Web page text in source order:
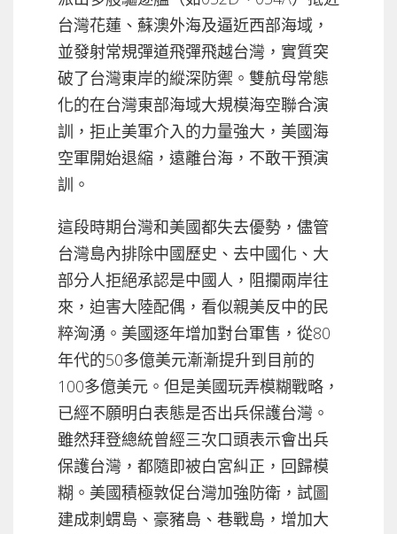
台灣花蓮、蘇澳外海及逼近西部海域，
並發射常規彈道飛彈飛越台灣，實質突
破了台灣東岸的縱深防禦。雙航母常態
化的在台灣東部海域大規模海空聯合演
訓，拒止美軍介入的力量強大，美國海
空軍開始退縮，遠離台海，不敢干預演
訓。
這段時期台灣和美國都失去優勢，儘管
台灣島內排除中國歷史、去中國化、大
部分人拒絕承認是中國人，阻攔兩岸往
來，迫害大陸配偶，看似親美反中的民
粹洶湧。美國逐年增加對台軍售，從80
年代的50多億美元漸漸提升到目前的
100多億美元。但是美國玩弄模糊戰略，
已經不願明白表態是否出兵保護台灣。
雖然拜登總統曾經三次口頭表示會出兵
保護台灣，都隨即被白宮糾正，回歸模
糊。美國積極敦促台灣加強防衛，試圖
建成刺蝟島、豪豬島、巷戰島，增加大